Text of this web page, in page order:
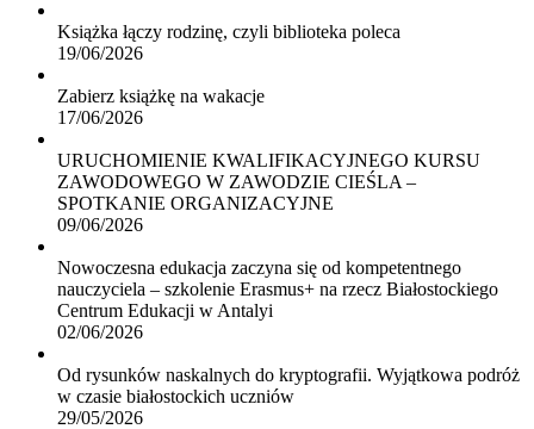
Książka łączy rodzinę, czyli biblioteka poleca
19/06/2026
Zabierz książkę na wakacje
17/06/2026
URUCHOMIENIE KWALIFIKACYJNEGO KURSU
ZAWODOWEGO W ZAWODZIE CIEŚLA –
SPOTKANIE ORGANIZACYJNE
09/06/2026
Nowoczesna edukacja zaczyna się od kompetentnego
nauczyciela – szkolenie Erasmus+ na rzecz Białostockiego
Centrum Edukacji w Antalyi
02/06/2026
Od rysunków naskalnych do kryptografii. Wyjątkowa podróż
w czasie białostockich uczniów
29/05/2026